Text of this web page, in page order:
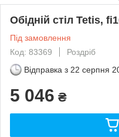
Обідній стіл Tetis,
Під замовлення
Код: 83369
Роздріб
Відправка з 22 серпня
5 046 ₴